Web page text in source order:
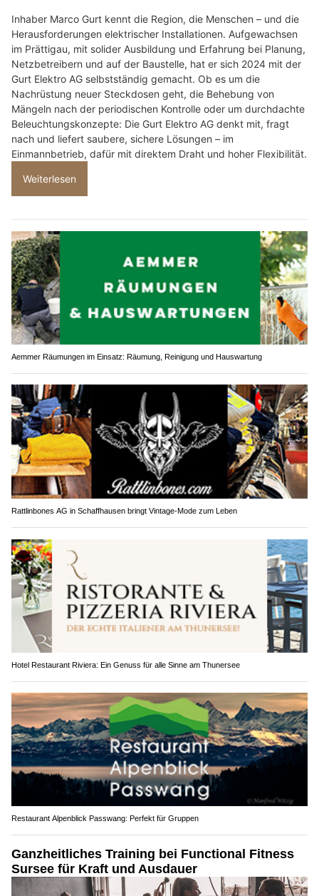
Inhaber Marco Gurt kennt die Region, die Menschen – und die
Herausforderungen elektrischer Installationen. Aufgewachsen
im Prättigau, mit solider Ausbildung und Erfahrung bei Planung,
Netzbetreibern und auf der Baustelle, hat er sich 2024 mit der
Gurt Elektro AG selbstständig gemacht. Ob es um die
Nachrüstung neuer Steckdosen geht, die Behebung von
Mängeln nach der periodischen Kontrolle oder um durchdachte
Beleuchtungskonzepte: Die Gurt Elektro AG denkt mit, fragt
nach und liefert saubere, sichere Lösungen – im
Einmannbetrieb, dafür mit direktem Draht und hoher Flexibilität.
Weiterlesen
Aemmer Räumungen im Einsatz: Räumung, Reinigung und Hauswartung
Rattlinbones AG in Schaffhausen bringt Vintage-Mode zum Leben
Hotel Restaurant Riviera: Ein Genuss für alle Sinne am Thunersee
Restaurant Alpenblick Passwang: Perfekt für Gruppen
Ganzheitliches Training bei Functional Fitness
Sursee für Kraft und Ausdauer